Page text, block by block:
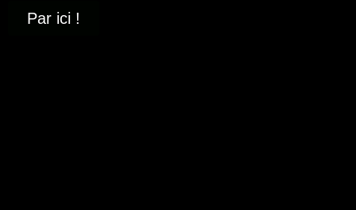
Par ici !